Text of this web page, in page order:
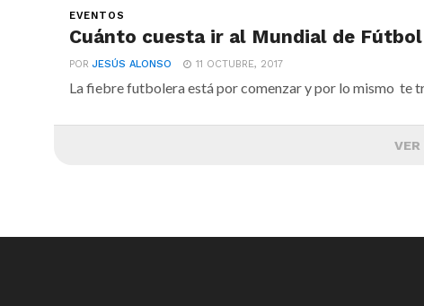
EVENTOS
Cuánto cuesta ir al Mundial de Fútbol
POR JESÚS ALONSO 11 OCTUBRE, 2017
La fiebre futbolera está por comenzar y por lo mismo te
VER